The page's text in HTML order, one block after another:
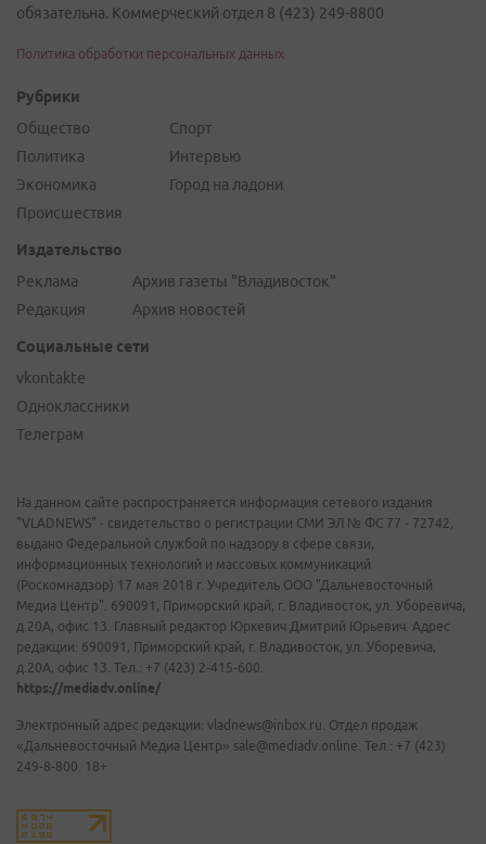
обязательна. Коммерческий отдел 8 (423) 249-8800
Политика обработки персональных данных
Рубрики
Общество
Политика
Экономика
Происшествия
Спорт
Интервью
Город на ладони
Издательство
Реклама
Редакция
Архив газеты "Владивосток"
Архив новостей
Социальные сети
vkontakte
Одноклассники
Телеграм
На данном сайте распространяется информация сетевого издания
"VLADNEWS" - свидетельство о регистрации СМИ ЭЛ № ФС 77 - 72742,
выдано Федеральной службой по надзору в сфере связи,
информационных технологий и массовых коммуникаций
(Роскомнадзор) 17 мая 2018 г. Учредитель ООО "Дальневосточный
Медиа Центр". 690091, Приморский край, г. Владивосток, ул. Уборевича,
д.20А, офис 13. Главный редактор Юркевич Дмитрий Юрьевич. Адрес
редакции: 690091, Приморский край, г. Владивосток, ул. Уборевича,
д.20А, офис 13. Тел.: +7 (423) 2-415-600.
https://mediadv.online/
Электронный адрес редакции: vladnews@inbox.ru. Отдел продаж
«Дальневосточный Медиа Центр» sale@mediadv.online. Тел.: +7 (423)
249-8-800. 18+